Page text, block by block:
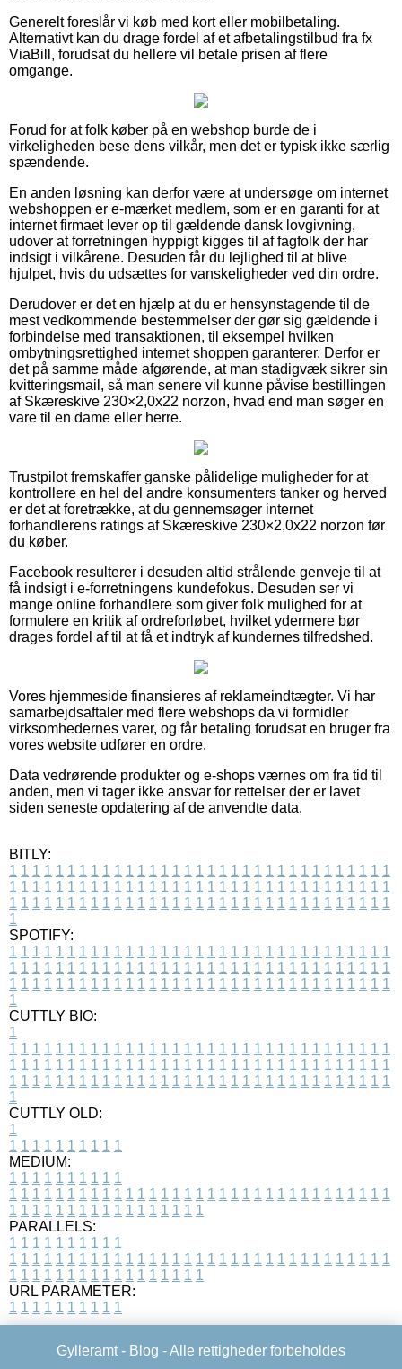
Generelt foreslår vi køb med kort eller mobilbetaling.
Alternativt kan du drage fordel af et afbetalingstilbud fra fx
ViaBill, forudsat du hellere vil betale prisen af flere
omgange.
Forud for at folk køber på en webshop burde de i
virkeligheden bese dens vilkår, men det er typisk ikke særlig
spændende.
En anden løsning kan derfor være at undersøge om internet
webshoppen er e-mærket medlem, som er en garanti for at
internet firmaet lever op til gældende dansk lovgivning,
udover at forretningen hyppigt kigges til af fagfolk der har
indsigt i vilkårene. Desuden får du lejlighed til at blive
hjulpet, hvis du udsættes for vanskeligheder ved din ordre.
Derudover er det en hjælp at du er hensynstagende til de
mest vedkommende bestemmelser der gør sig gældende i
forbindelse med transaktionen, til eksempel hvilken
ombytningsrettighed internet shoppen garanterer. Derfor er
det på samme måde afgørende, at man stadigvæk sikrer sin
kvitteringsmail, så man senere vil kunne påvise bestillingen
af Skæreskive 230×2,0x22 norzon, hvad end man søger en
vare til en dame eller herre.
Trustpilot fremskaffer ganske pålidelige muligheder for at
kontrollere en hel del andre konsumenters tanker og herved
er det at foretrække, at du gennemsøger internet
forhandlerens ratings af Skæreskive 230×2,0x22 norzon før
du køber.
Facebook resulterer i desuden altid strålende genveje til at
få indsigt i e-forretningens kundefokus. Desuden ser vi
mange online forhandlere som giver folk mulighed for at
formulere en kritik af ordreforløbet, hvilket ydermere bør
drages fordel af til at få et indtryk af kundernes tilfredshed.
Vores hjemmeside finansieres af reklameindtægter. Vi har
samarbejdsaftaler med flere webshops da vi formidler
virksomhedernes varer, og får betaling forudsat en bruger fra
vores website udfører en ordre.
Data vedrørende produkter og e-shops værnes om fra tid til
anden, men vi tager ikke ansvar for rettelser der er lavet
siden seneste opdatering af de anvendte data.
BITLY:
1 1 1 1 1 1 1 1 1 1 1 1 1 1 1 1 1 1 1 1 1 1 1 1 1 1 1 1 1 1 1 1 1
1 1 1 1 1 1 1 1 1 1 1 1 1 1 1 1 1 1 1 1 1 1 1 1 1 1 1 1 1 1 1 1 1
1 1 1 1 1 1 1 1 1 1 1 1 1 1 1 1 1 1 1 1 1 1 1 1 1 1 1 1 1 1 1 1 1
1
SPOTIFY:
1 1 1 1 1 1 1 1 1 1 1 1 1 1 1 1 1 1 1 1 1 1 1 1 1 1 1 1 1 1 1 1 1
1 1 1 1 1 1 1 1 1 1 1 1 1 1 1 1 1 1 1 1 1 1 1 1 1 1 1 1 1 1 1 1 1
1 1 1 1 1 1 1 1 1 1 1 1 1 1 1 1 1 1 1 1 1 1 1 1 1 1 1 1 1 1 1 1 1
1
CUTTLY BIO:
1
1 1 1 1 1 1 1 1 1 1 1 1 1 1 1 1 1 1 1 1 1 1 1 1 1 1 1 1 1 1 1 1 1
1 1 1 1 1 1 1 1 1 1 1 1 1 1 1 1 1 1 1 1 1 1 1 1 1 1 1 1 1 1 1 1 1
1 1 1 1 1 1 1 1 1 1 1 1 1 1 1 1 1 1 1 1 1 1 1 1 1 1 1 1 1 1 1 1 1
1
CUTTLY OLD:
1
1 1 1 1 1 1 1 1 1 1
MEDIUM:
1 1 1 1 1 1 1 1 1 1
1 1 1 1 1 1 1 1 1 1 1 1 1 1 1 1 1 1 1 1 1 1 1 1 1 1 1 1 1 1 1 1 1
1 1 1 1 1 1 1 1 1 1 1 1 1 1 1 1 1
PARALLELS:
1 1 1 1 1 1 1 1 1 1
1 1 1 1 1 1 1 1 1 1 1 1 1 1 1 1 1 1 1 1 1 1 1 1 1 1 1 1 1 1 1 1 1
1 1 1 1 1 1 1 1 1 1 1 1 1 1 1 1 1
URL PARAMETER:
1 1 1 1 1 1 1 1 1 1
Gylleramt - Blog - Alle rettigheder forbeholdes